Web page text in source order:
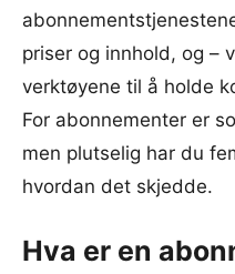
priser og innhold, og –
verktøyene til å holde
For abonnementer er
men plutselig har du
hvordan det skjedde.
Hva er en